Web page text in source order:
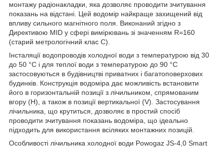
монтажу радіонакладки, яка дозволяє проводити зчитування
показань на відстані. Цей водомір найкраще захищений від
впливу сильного магнітного поля. Виконаний згідно з
Директивою MID у сфері вимірювань зі значенням R=160
(старий метрологічний клас С).
Інсталяції водопроводів холодної води з температурою від 30
до 50 °С і для теплої води з температурою до 90 °С
застосовуються в будівництві приватних і багатоповерхових
будинків. Конструкція водоміра дає можливість встановити
його в горизонтальній позиції з лічильником, спрямованим
вгору (H), а також в позиції вертикальної (V). Застосування
лічильника, що крутиться, дозволяє в простий спосіб
проводити зчитування показань водоміра, що ідеально
підходить для використання всіляких монтажних позицій.
Особливості лічильника холодної води Powogaz JS-4,0 Smart